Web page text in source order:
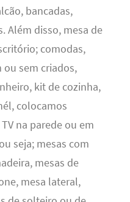
bancadas,
Além disso, mesa de
comodas,
ou sem criados,
kit de cozinha,
colocamos
na parede ou em
seja; mesas com
mesas de
mesa lateral,